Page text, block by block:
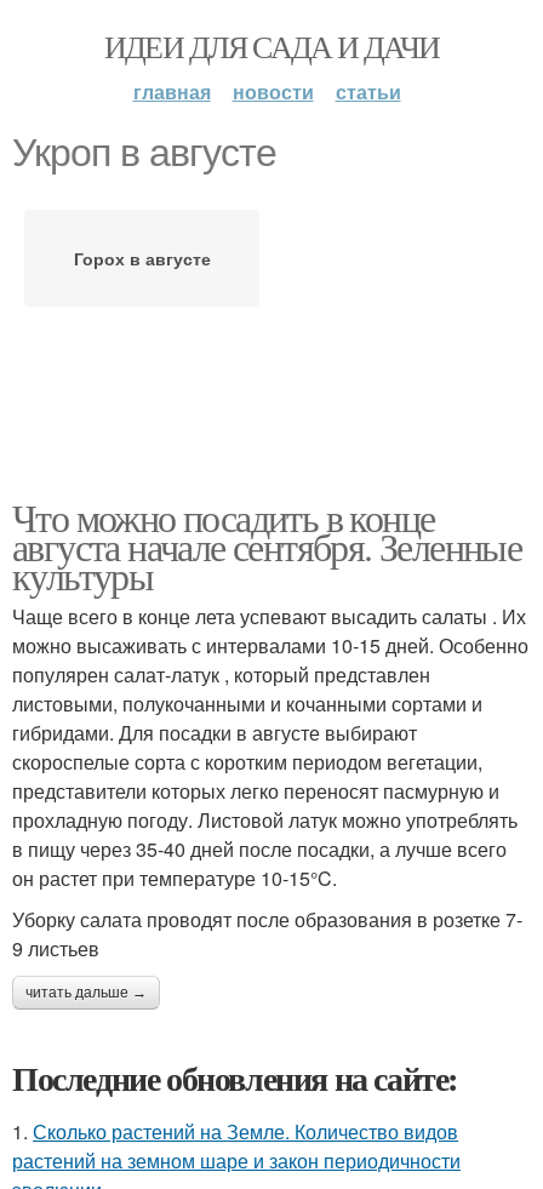
ИДЕИ ДЛЯ САДА И ДАЧИ
главная новости статьи
Укроп в августе
Горох в августе
Что можно посадить в конце
августа начале сентября. Зеленные
культуры
Чаще всего в конце лета успевают высадить салаты . Их
можно высаживать с интервалами 10-15 дней. Особенно
популярен салат-латук , который представлен
листовыми, полукочанными и кочанными сортами и
гибридами. Для посадки в августе выбирают
скороспелые сорта с коротким периодом вегетации,
представители которых легко переносят пасмурную и
прохладную погоду. Листовой латук можно употреблять
в пищу через 35-40 дней после посадки, а лучше всего
он растет при температуре 10-15°C.
Уборку салата проводят после образования в розетке 7-
9 листьев
читать дальше →
Последние обновления на сайте:
1. Сколько растений на Земле. Количество видов
растений на земном шаре и закон периодичности